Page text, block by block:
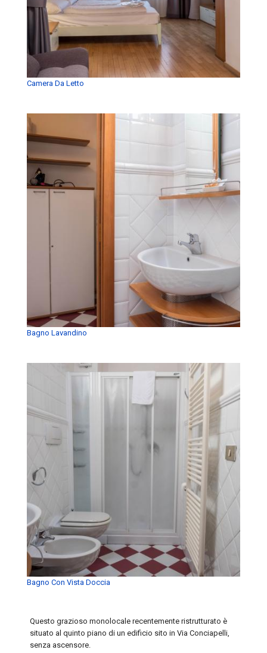
Camera Da Letto
Bagno Lavandino
Bagno Con Vista Doccia
Questo grazioso monolocale recentemente ristrutturato è
situato al quinto piano di un edificio sito in Via Conciapelli,
senza ascensore.